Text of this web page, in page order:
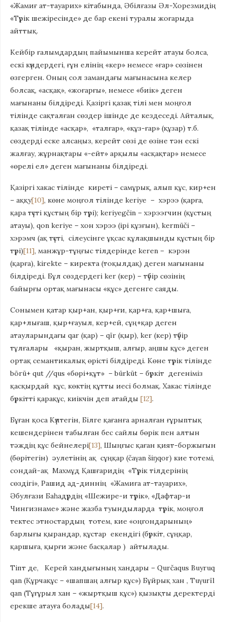
«Жамиғ ат-тауарих» кітабында, Әбілғазы Әл-Хорезмидің
«Түрік шежіресінде» де бар екені туралы жоғарыда
айттық.
Кейбір ғалымдардың пайымынша керейт атауы болса,
ескі күндердегі, ғұн елінің «кер» немесе «ғар» сөзінен
өзгерген. Оның сол замандағы мағынасына келер
болсақ, «асқақ», «жоғарғы», немесе «биік» деген
мағынаны білдіреді. Қазіргі қазақ тілі мен моңғол
тілінде сақталған сөздер ішінде де кездеседі. Айталық,
қазақ тілінде «асқар», «талғар», «құз-ғар» (құзар) т.б.
сөздерді еске алсаңыз, керейт сөзі де өзіне тән ескі
жалғау, жұрнақтары «-ейт» арқылы «асқақтар» немесе
«өрелі ел» деген мағынаны білдіреді.
Қазіргі хакас тілінде киреті – самұрық, алып құс, кир+ен
– аққу[10], көне моңғол тілінде kerіye – хэрээ (қарға,
қара түсті құстың бір түрі); kerіyegčin – хэрээгчин (құстың
атауы), qon keriye – хон хэрээ (ірі құзғын), kermüči –
хэрэмч (ақ түсті, сілеусінге ұқсас құлақшынды құстың бір
түрі)[11], манжұр-тұңғыс тілдерінде keren – кэрэн
(қарға), kirekte – киректа (тоқылдақ) деген мағынаны
білдіреді. Бұл сөздердегі ker (кер) – түбір сөзінің
байырғы ортақ мағынасы «құс» дегенге саяды.
Сонымен қатар қыр+ан, қыр+ғи, қар+ға, қар+шыға,
қар+лығаш, қыр+ғауыл, кер+ей, сұң+қар деген
атауларындағы qar (қар) – qïr (қыр), ker (кер) түбір
тұлғалары «қыран, жыртқыш, алғыр, аңшы құс» деген
ортақ семантикалық өрiстi бiлдiредi. Көне түрік тілінде
börü+ qut //qus «бөрi+құт» – bürküt – бүркіт дегенiмiз
қасқырдай құс, көктiң құтты иесi болмақ. Хакас тiлiнде
бүркiттi қарақұс, киiкчiн деп атайды [12].
Бұған қоса Күлтегін, Білге қағанға арналған ғұрыптық
кешендерінен табылған бес сайлы бөрік пен алтын
тәждің құс бейнелері[13], Шыңғыс қаған қият-боржығын
(бөрітегін) әулетінің ақ сұңқар (čaγan šiŋqor) кие тотемі,
сондай-ақ Махмұд Қашғаридің «Түрік тілдерінің
сөздігі», Рашид ад-диннің «Жамиға ат-тауарих»,
Әбулғази Баһадүрдің «Шежире-и түрік», «Дафтар-и
Чингизнаме» және жазба туындыларда түрік, моңғол
тектес этностардың тотем, кие «оңғондарының»
барлығы қырандар, құстар екендігі (бүркіт, сұңқар,
қаршыға, қырғи және басқалар ) айтылады.
Тіпт де, Керей хандығының хандары – Qurčaqus Buyruq
qan (Құрчақұс – «шапшаң алғыр құс») Бұйрық хан , Tuγurïl
qan (Тұғұрыл хан – «жыртқыш құс») қызықты деректерді
ерекше атауға болады[14].